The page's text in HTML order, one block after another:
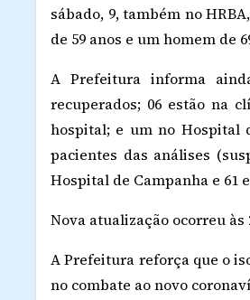
sábado, 9, também no
de 59 anos e um homem de
A Prefeitura informa
recuperados; 06 estão na
hospital; e um no Hospital
pacientes das análises
Hospital de Campanha e 61
Nova atualização ocorreu às
A Prefeitura reforça que o
no combate ao novo